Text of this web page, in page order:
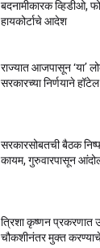
बदनामीकारक व्हिडीओ,
हायकोर्टाचे आदेश
राज्यात आजपासून ‘या’
सरकारच्या निर्णयाने
सरकारसोबतची बैठक
कायम, गुरुवारपासून
त्रिशा कृष्णन प्रकरणात
चौकशीनंतर मुक्त करण्याचे